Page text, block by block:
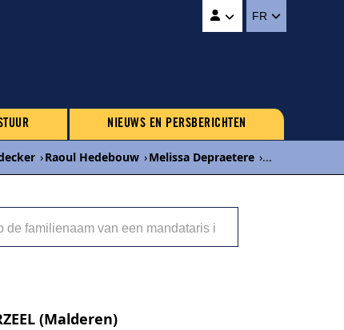
FR
NIEUWS EN PERSBERICHTEN
›Raoul Hedebouw ›Melissa Depraetere ›...
(Malderen)